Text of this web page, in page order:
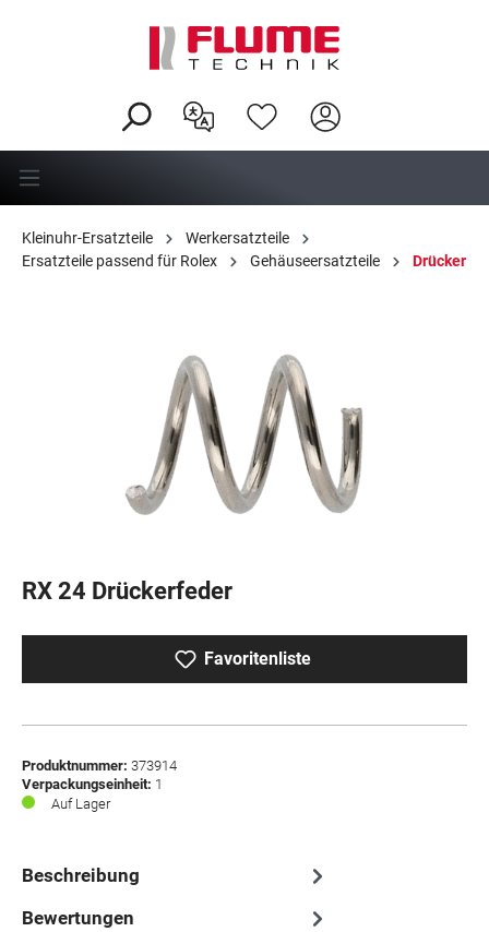
Kleinuhr-Ersatzteile
Werkersatzteile
Ersatzteile passend für Rolex
Gehäuseersatzteile Drücker
RX 24 Drückerfeder
Favoritenliste
Produktnummer: 373914
Verpackungseinheit: 1
Auf Lager
Beschreibung
Bewertungen